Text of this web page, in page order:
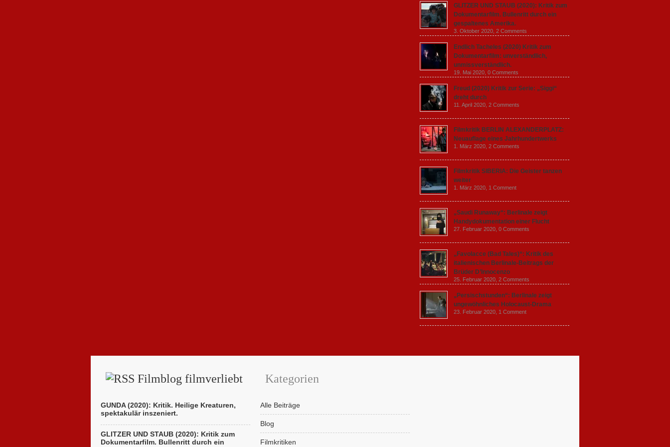
GLITZER UND STAUB (2020): Kritik zum
Dokumentarfilm. Bullenritt durch ein
gespaltenes Amerika.
3. Oktober 2020, 2 Comments
Endlich Tacheles (2020) Kritik zum
Dokumentarfilm: unverständlich,
unmissverständlich.
19. Mai 2020, 0 Comments
Freud (2020) Kritik zur Serie: „Siggi“
dreht durch
11. April 2020, 2 Comments
Filmkritik BERLIN ALEXANDERPLATZ:
Neuauflage eines Jahrhundertwerks
1. März 2020, 2 Comments
Filmkritik SIBERIA: Die Geister tanzen
weiter
1. März 2020, 1 Comment
„Saudi Runaway“: Berlinale zeigt
Handydokumentation einer Flucht
27. Februar 2020, 0 Comments
„Favolacce (Bad Tales)“: Kritik des
italienischen Berlinale-Beitrags der
Brüder D’Innocenzo
25. Februar 2020, 2 Comments
„Persischstunden“: Berlinale zeigt
ungewöhnliches Holocaust-Drama
23. Februar 2020, 1 Comment
Filmblog filmverliebt
GUNDA (2020): Kritik. Heilige Kreaturen,
spektakulär inszeniert.
GLITZER UND STAUB (2020): Kritik zum
Dokumentarfilm. Bullenritt durch ein
Kategorien
Alle Beiträge
Blog
Filmkritiken